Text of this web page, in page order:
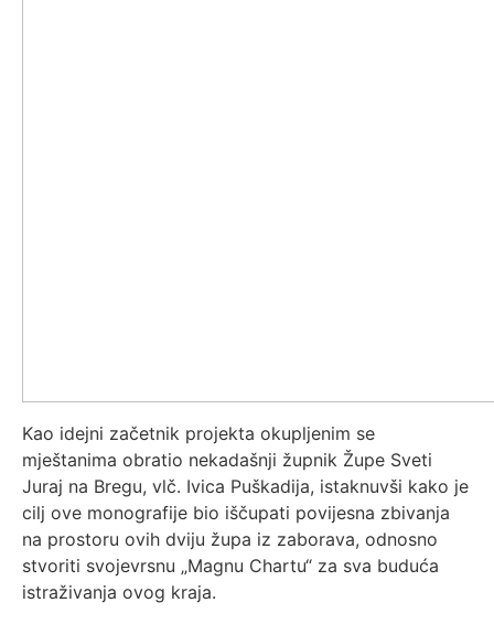
Kao idejni začetnik projekta okupljenim se
mještanima obratio nekadašnji župnik Župe Sveti
Juraj na Bregu, vlč. Ivica Puškadija, istaknuvši kako je
cilj ove monografije bio iščupati povijesna zbivanja
na prostoru ovih dviju župa iz zaborava, odnosno
stvoriti svojevrsnu „Magnu Chartu“ za sva buduća
istraživanja ovog kraja.